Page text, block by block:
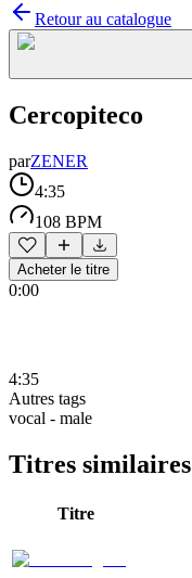
Retour au catalogue
Cercopiteco
parZENER
4:35
108 BPM
Acheter le titre
0:00
4:35
Autres tags
vocal - male
Titres similaires
Titre